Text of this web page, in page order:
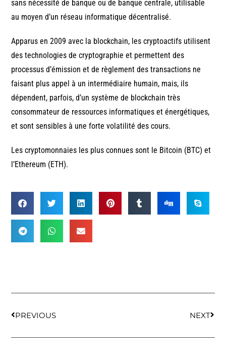
sans nécessité de banque ou de banque centrale, utilisable
au moyen d’un réseau informatique décentralisé.
Apparus en 2009 avec la blockchain, les cryptoactifs utilisent
des technologies de cryptographie et permettent des
processus d’émission et de règlement des transactions ne
faisant plus appel à un intermédiaire humain, mais, ils
dépendent, parfois, d’un système de blockchain très
consommateur de ressources informatiques et énergétiques,
et sont sensibles à une forte volatilité des cours.
Les cryptomonnaies les plus connues sont le Bitcoin (BTC) et
l’Ethereum (ETH).
PREVIOUS NEXT